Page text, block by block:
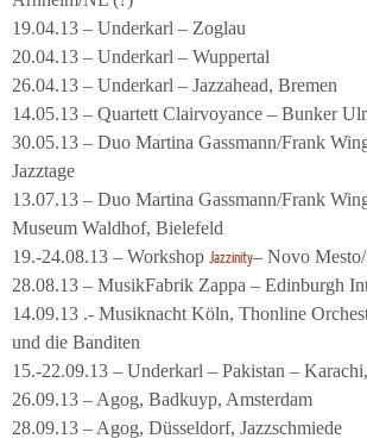
19.04.13 – Underkarl – Zoglau
20.04.13 – Underkarl – Wuppertal
26.04.13 – Underkarl – Jazzahead, Bremen
14.05.13 – Quartett Clairvoyance – Bunker
30.05.13 – Duo Martina Gassmann/Frank
Jazztage
13.07.13 – Duo Martina Gassmann/Frank
Museum Waldhof, Bielefeld
19.-24.08.13 – Workshop Jazzinity– Novo
28.08.13 – MusikFabrik Zappa – Edinburgh
14.09.13 .- Musiknacht Köln, Thonline
und die Banditen
15.-22.09.13 – Underkarl – Pakistan –
26.09.13 – Agog, Badkuyp, Amsterdam
28.09.13 – Agog, Düsseldorf, Jazzschmiede